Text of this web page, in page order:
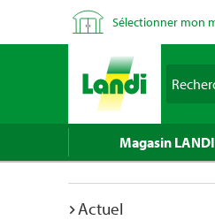
Sélectionner mon
Magasin LANDI
Actuel